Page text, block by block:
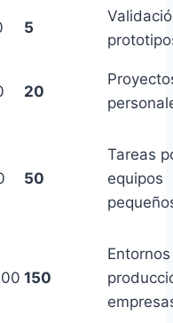
5
20
50
Tareas
equipos
150